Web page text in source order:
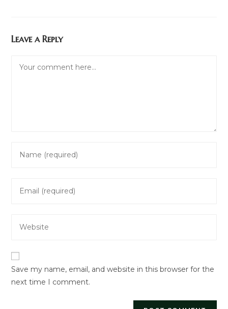
Leave a Reply
your
comment
your
address
your
URL
(optional)
Save my name, email, and website in this browser for the
next time I comment.